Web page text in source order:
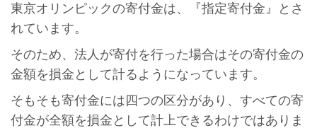
東京オリンピックの寄付金は、『指定寄付金』とさ
れています。
そのため、法人が寄付を行った場合はその寄付金の
金額を損金として計るようになっています。
そもそも寄付金には四つの区分があり、すべての寄
付金が全額を損金として計上できるわけではありま